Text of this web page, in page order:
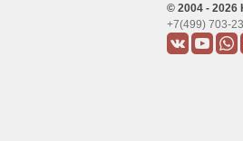
© 2004 - 2026
+7(499) 703-